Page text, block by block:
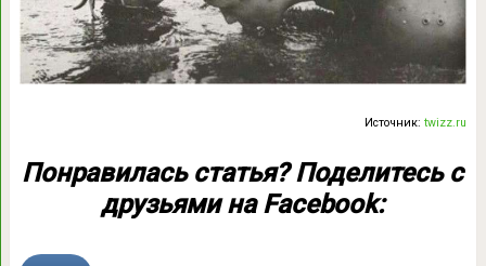
Источник:twizz.ru
Понравилась статья? Поделитесь с
друзьями на Facebook: